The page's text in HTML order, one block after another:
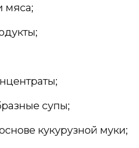
мяса;
супы;
кукурузной муки;